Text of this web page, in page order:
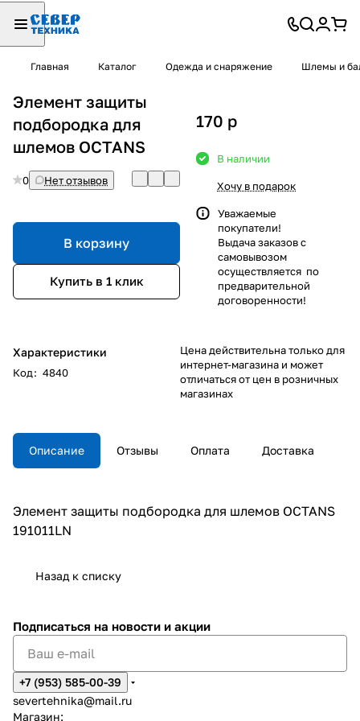
Главная Каталог Одежда и снаряжение Шлемы и
Элемент защиты
подбородка для
шлемов OCTANS
0 Нет отзывов
В корзину
Купить в 1 клик
Характеристики
Код: 4840
170 p
В наличии
Хочу в подарок
Уважаемые
покупатели!
Выдача заказов с
самовывозом
осуществляется по
предварительной
договоренности!
Цена действительна только для
интернет-магазина и может
отличаться от цен в розничных
магазинах
Описание Отзывы Оплата Доставка
Элемент защиты подбородка для шлемов OCTANS
191011LN
Назад к списку
Подписаться на новости и акции
+7 (953) 585-00-39
severtehnika@mail.ru
Магазин: